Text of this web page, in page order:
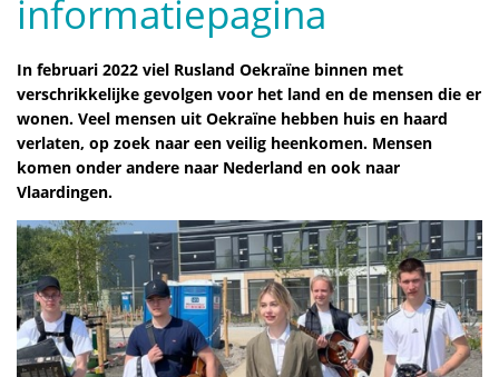
informatiepagina
In februari 2022 viel Rusland Oekraïne binnen met
verschrikkelijke gevolgen voor het land en de mensen die er
wonen. Veel mensen uit Oekraïne hebben huis en haard
verlaten, op zoek naar een veilig heenkomen. Mensen
komen onder andere naar Nederland en ook naar
Vlaardingen.